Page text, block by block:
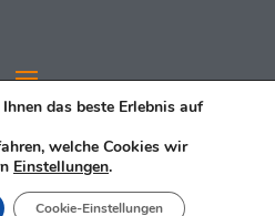
S.L. – Webentwicklung
das beste Erlebnis auf
welche Cookies wir
Einstellungen.
Cookie-Einstellungen